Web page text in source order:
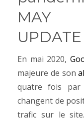
MAY
UPDATE
En mai 2020,
majeure de son
quatre fois
changent de
trafic sur le